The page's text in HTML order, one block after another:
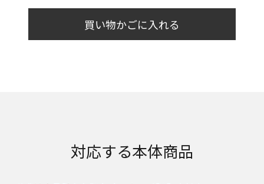
買い物かごに入れる
対応する本体商品